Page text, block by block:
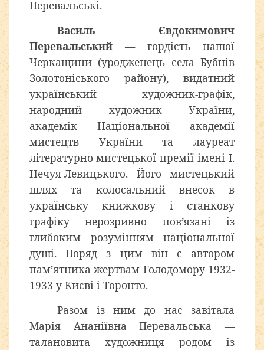
Перевальські.
Василь Євдокимович
Перевальський — гордість нашої
Черкащини (уродженець села Бубнів
Золотоніського району), видатний
український художник-графік,
народний художник України,
академік Національної академії
мистецтв України та лауреат
літературно-мистецької премії імені І.
Нечуя-Левицького. Його мистецький
шлях та колосальний внесок в
українську книжкову і станкову
графіку нерозривно пов’язані із
глибоким розумінням національної
душі. Поряд з цим він є автором
пам’ятника жертвам Голодомору 1932-
1933 у Києві і Торонто.
Разом із ним до нас завітала
Марія Ананіївна Перевальська —
талановита художниця родом із